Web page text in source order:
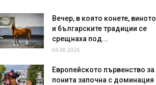
Вечер, в която конете, виното
и българските традиции се
срещнаха под...
04.08.2026
Европейското първенство за
понита започна с доминация